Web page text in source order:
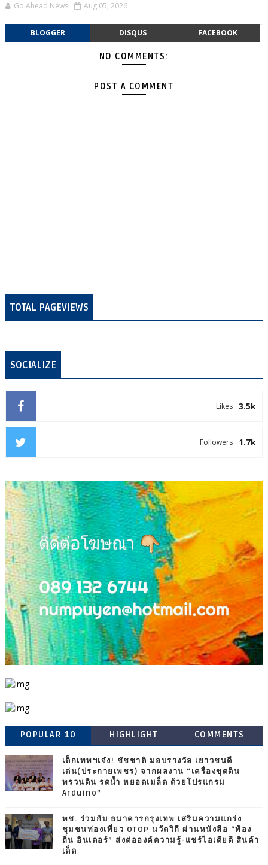
Go Ahead News Aug 05, 2026
BLOGGER DISQUS FACEBOOK
NO COMMENTS:
POST A COMMENT
TOTAL PAGEVIEWS
SOCIALIZE
3.5k
Likes
1.7k
Followers
POPULAR 10 HIGHLIGHT COMMENTS
เด็กเทพฯเจ๋ง! ชัชชาติ มอบรางวัล เยาวชนดี
เด่น(ประกายเพชร) จากผลงาน “เครื่องขุดดิน
พรวนดิน รดน้ำ หยอดเมล็ด ด้วยโปรแกรม
Arduino”
พช. ร่วมกับ ธนาคารกรุงเทพ เสริมความแกร่ง
ชุมชนท่องเที่ยว OTOP นวัตวิถี ผ่านหนังสือ “ท้อง
ถิ่น อินเตอร์” ส่งต่อองค์ความรู้-แชร์ไอเดียดี สินค้า
เด็ด